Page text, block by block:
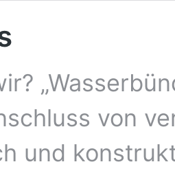
von
und